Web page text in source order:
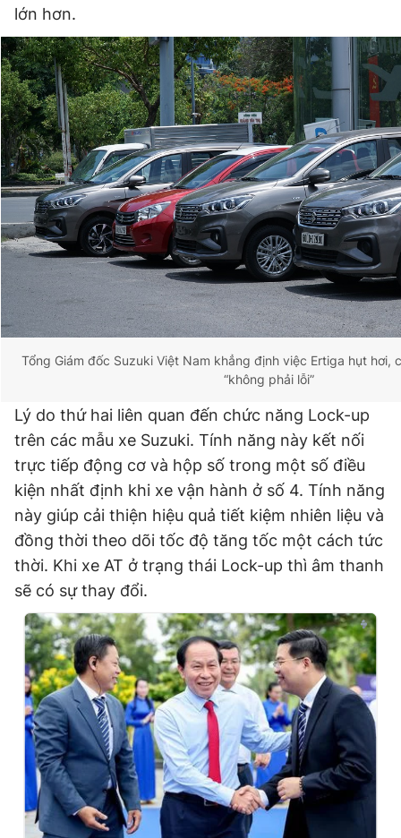
lớn hơn.
Tổng Giám đốc Suzuki Việt Nam khẳng định việc Ertiga hụt hơi,
“không phải lỗi”
Lý do thứ hai liên quan đến chức năng Lock-up
trên các mẫu xe Suzuki. Tính năng này kết nối
trực tiếp động cơ và hộp số trong một số điều
kiện nhất định khi xe vận hành ở số 4. Tính năng
này giúp cải thiện hiệu quả tiết kiệm nhiên liệu và
đồng thời theo dõi tốc độ tăng tốc một cách tức
thời. Khi xe AT ở trạng thái Lock-up thì âm thanh
sẽ có sự thay đổi.